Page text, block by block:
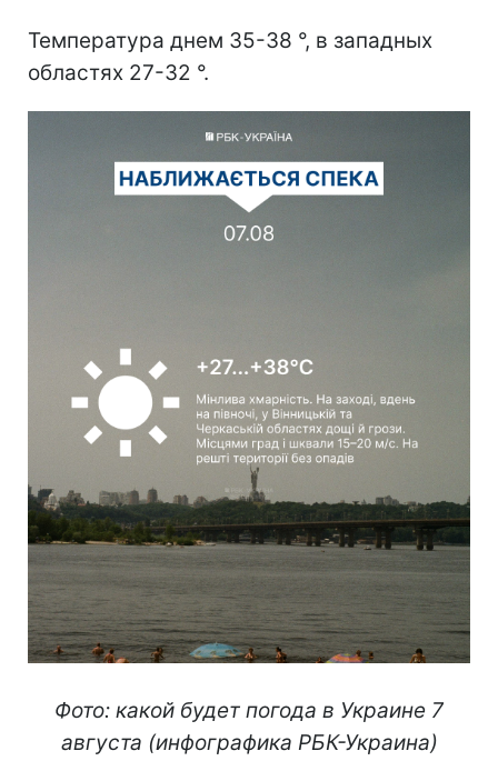
Температура днем 35-38 °, в западных
областях 27-32 °.
Фото: какой будет погода в Украине 7
августа (инфографика РБК-Украина)